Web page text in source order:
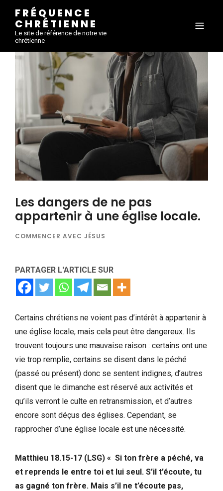
FRÉQUENCE
CHRÉTIENNE
Le site de référence de notre vie
chrétienne
Les dangers de ne pas
appartenir à une église locale.
COMMENCER AVEC JÉSUS
PARTAGER L'ARTICLE SUR
Certains chrétiens ne voient pas d’intérêt à appartenir à
une église locale, mais cela peut être dangereux. Ils
trouvent toujours une mauvaise raison : certains ont une
vie trop remplie, certains se disent dans le péché
(passé ou présent) donc se sentent indignes, d’autres
disent que le dimanche est réservé aux activités et
qu’ils verront le culte en retransmission, et d’autres
encore sont déçus des églises. Cependant, se
rapprocher d’une église locale est une nécessité.
Matthieu 18.15-17 (LSG) « Si ton frère a péché, va
et reprends le entre toi et lui seul. S’il t’écoute, tu
as gagné ton frère. Mais s’il ne t’écoute pas,